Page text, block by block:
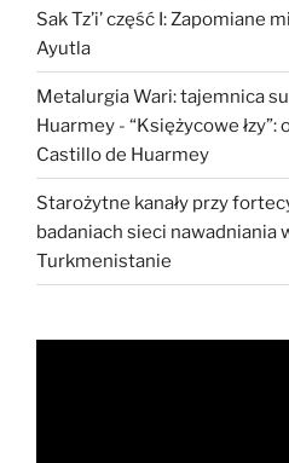
Sak Tz’i’ część I: Zapomiane
Ayutla
Metalurgia Wari: tajemnica
Huarmey - “Księżycowe
Castillo de Huarmey
Starożytne kanały przy
badaniach sieci nawadniania
Turkmenistanie